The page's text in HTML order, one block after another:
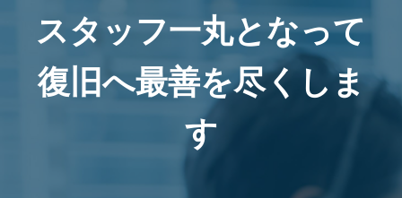
スタッフ一丸となって
復旧へ最善を尽くしま
す